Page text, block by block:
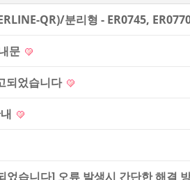
QR)/분리형 - ER0745,
문
되었습니다
었습니다] 오류 발생시 간단한 해결